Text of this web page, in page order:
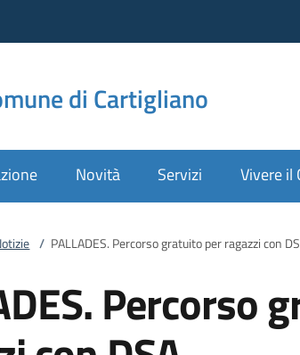
di Cartigliano
Novità Servizi Vivere il
/ PALLADES. Percorso gratuito per ragazzi con
Percorso